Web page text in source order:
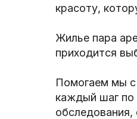
красоту,
Жилье пара
приходится
Помогаем мы с
каждый шаг по
обследования,